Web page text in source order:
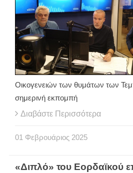
Οικογενειών των θυμάτων των
σημερινή εκπομπή
Διαβάστε Περισσότερα
01 Φεβρουάριος 2025
«Διπλό» του Εορδαϊκού